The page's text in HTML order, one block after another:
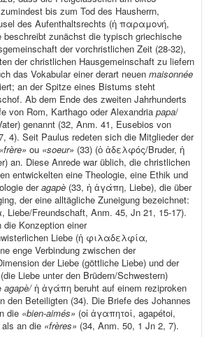
bis zum Tod des Hausherrn,
des Aufenthaltsrechts (ἡ παραμονή,
beschreibt zunächst die typisch griechische
der vorchristlichen Zeit (28-32),
der christlichen Hausgemeinschaft zu liefern
das Vokabular einer derart neuen maisonnée
an der Spitze eines Bistums steht
Ab dem Ende des zweiten Jahrhunderts
von Rom, Karthago oder Alexandria papa/
genannt (32, Anm. 41, Eusebios von
4). Seit Paulus redeten sich die Mitglieder der
«frère» ou «soeur» (33) (ὁ ἀδελφός/Bruder, ἡ
an. Diese Anrede war üblich, die christlichen
entwickelten eine Theologie, eine Ethik und
deragapè (33, ἡ ἀγάπη, Liebe), die über
der eine alltägliche Zuneigung bezeichnet:
Liebe/Freundschaft, Anm. 45, Jn 21, 15-17).
die Konzeption einer
Liebe (ἡ φιλαδελφία,
enge Verbindung zwischen der
der Liebe (göttliche Liebe) und der
Liebe unter den Brüdern/Schwestern)
agapè/ἡ ἀγάπη beruht auf einem reziproken
den Beteiligten (34). Die Briefe des Johannes
die «bien-aimés» (οἱ ἀγαπητοί, agapétoi,
an die «frères» (34, Anm. 50, 1 Jn 2, 7).